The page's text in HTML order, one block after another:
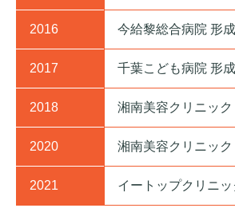
2016 今給黎総合病院 形
2017 千葉こども病院 形
2018 湘南美容クリニッ
2020 湘南美容クリニッ
2021 イートップクリニ